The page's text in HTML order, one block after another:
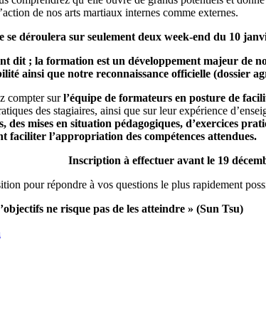
de nos arts martiaux internes comme externes.
se déroulera sur seulement deux week-end du 10
dit ; la formation est un développement majeur de
ainsi que notre reconnaissance officielle (dossier
compter surl’équipe de formateurs en posture de
des stagiaires, ainsi que sur leur expérience
des mises en situation pédagogiques, d’exercices
faciliter l’appropriation des compétences attendues.
Inscription à effectuer avant le 19
pour répondre à vos questions le plus rapidement
ne risque pas de les atteindre » (Sun Tsu)